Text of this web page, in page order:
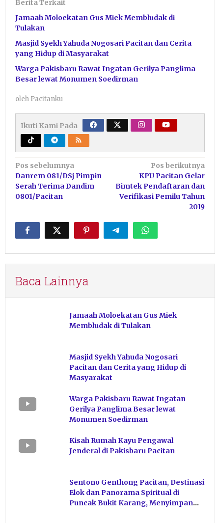
Berita Terkait
Jamaah Moloekatan Gus Miek Membludak di
Tulakan
Masjid Syekh Yahuda Nogosari Pacitan dan Cerita
yang Hidup di Masyarakat
Warga Pakisbaru Rawat Ingatan Gerilya Panglima
Besar lewat Monumen Soedirman
oleh Pacitanku
Ikuti Kami Pada
Navigasi
pos
Pos sebelumnya
Danrem 081/DSj Pimpin
Serah Terima Dandim
0801/Pacitan
Pos berikutnya
KPU Pacitan Gelar
Bimtek Pendaftaran dan
Verifikasi Pemilu Tahun
2019
Baca Lainnya
Jamaah Moloekatan Gus Miek
Membludak di Tulakan
Masjid Syekh Yahuda Nogosari
Pacitan dan Cerita yang Hidup di
Masyarakat
Warga Pakisbaru Rawat Ingatan
Gerilya Panglima Besar lewat
Monumen Soedirman
Kisah Rumah Kayu Pengawal
Jenderal di Pakisbaru Pacitan
Sentono Genthong Pacitan, Destinasi
Elok dan Panorama Spiritual di
Puncak Bukit Karang, Menyimpan